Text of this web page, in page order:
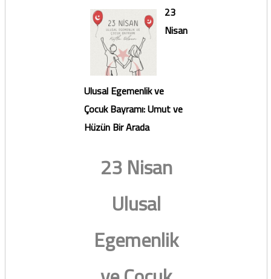
23
Nisan
Ulusal Egemenlik ve
Çocuk Bayramı: Umut ve
Hüzün Bir Arada
23 Nisan
Ulusal
Egemenlik